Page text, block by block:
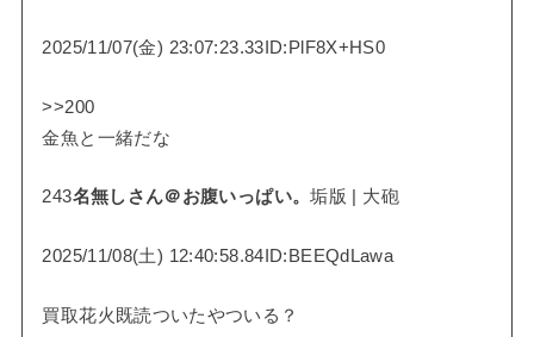
2025/11/07(金) 23:07:23.33ID:PlF8X+HS0
>>200
金魚と一緒だな
243名無しさん＠お腹いっぱい。垢版 | 大砲
2025/11/08(土) 12:40:58.84ID:BEEQdLawa
買取花火既読ついたやついる？